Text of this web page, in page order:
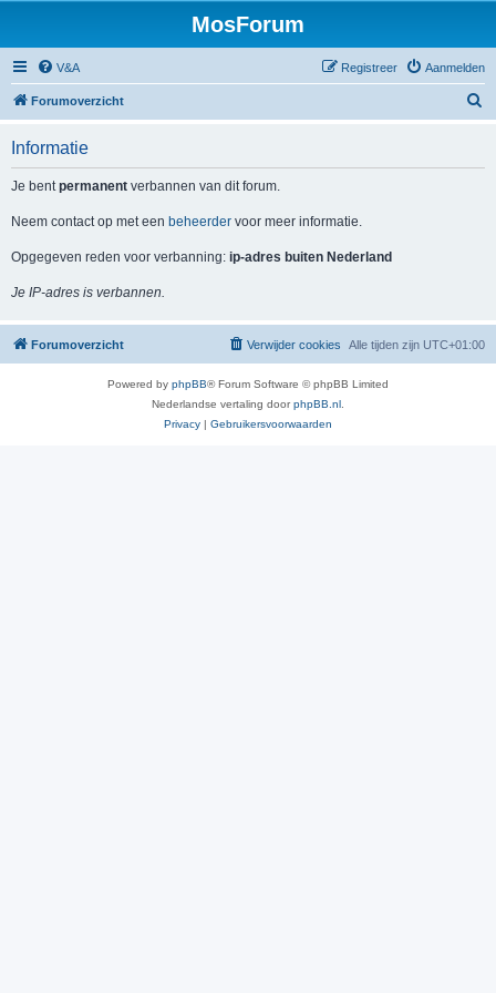
MosForum
V&A Aanmelden
Registreer
Forumoverzicht
Informatie
Je bentpermanent verbannen van dit forum.
Neem contact op met een beheerder voor meer informatie.
Opgegeven reden voor verbanning: ip-adres buiten Nederland
Je IP-adres is verbannen.
Forumoverzicht Alle tijden zijn UTC+01:00
Verwijder cookies
Powered by phpBB® Forum Software © phpBB Limited
Nederlandse vertaling doorphpBB.nl
Privacy | Gebruikersvoorwaarden